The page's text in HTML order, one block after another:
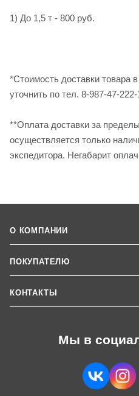
1) До 1,5 т - 800 руб.
*Стоимость доставки товара
уточнить по тел. 8-987-47-222-
**Оплата доставки за
осуществляется только
экспедитора. Негабарит
О КОМПАНИИ
ПОКУПАТЕЛЮ
КОНТАКТЫ
Мы в